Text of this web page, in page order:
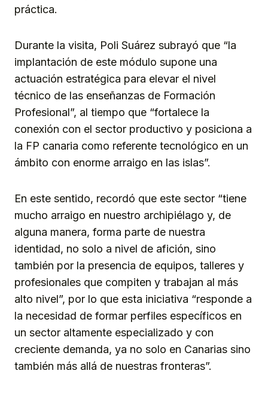
práctica.
Durante la visita, Poli Suárez subrayó que “la
implantación de este módulo supone una
actuación estratégica para elevar el nivel
técnico de las enseñanzas de Formación
Profesional”, al tiempo que “fortalece la
conexión con el sector productivo y posiciona a
la FP canaria como referente tecnológico en un
ámbito con enorme arraigo en las islas”.
En este sentido, recordó que este sector “tiene
mucho arraigo en nuestro archipiélago y, de
alguna manera, forma parte de nuestra
identidad, no solo a nivel de afición, sino
también por la presencia de equipos, talleres y
profesionales que compiten y trabajan al más
alto nivel”, por lo que esta iniciativa “responde a
la necesidad de formar perfiles específicos en
un sector altamente especializado y con
creciente demanda, ya no solo en Canarias sino
también más allá de nuestras fronteras”.